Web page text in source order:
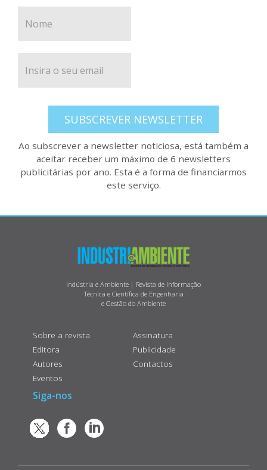
SUBSCREVER NEWSLETTER
Ao subscrever a newsletter noticiosa, está também a
aceitar receber um máximo de 6 newsletters
publicitárias por ano. Esta é a forma de financiarmos
este serviço.
Indústria e Ambiente | Revista de Informação
Técnica e Científica de Engenharia
e Gestão do Ambiente
Sobre a revista
Editora
Autores
Eventos
Assinatura
Publicidade
Contactos
Siga-nos